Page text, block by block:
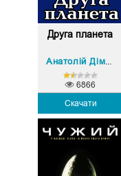
Друга планета
Скачати
6866